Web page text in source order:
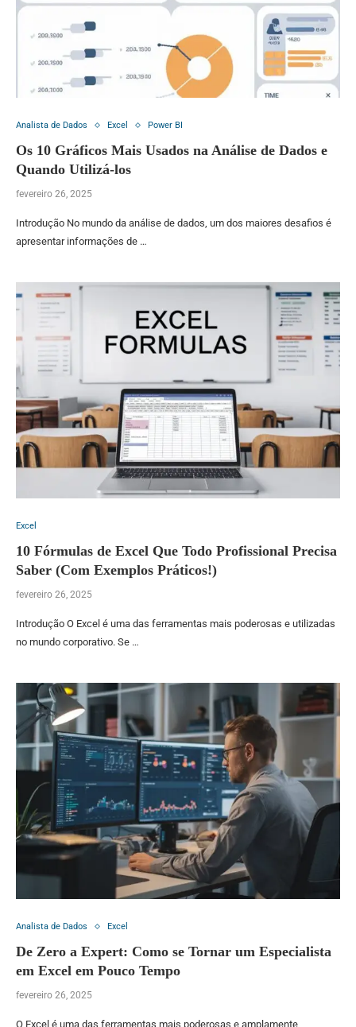
Analista de Dados Excel Power BI
Os 10 Gráficos Mais Usados na Análise de Dados e
Quando Utilizá-los
fevereiro 26, 2025
Introdução No mundo da análise de dados, um dos maiores desafios é
apresentar informações de …
Excel
10 Fórmulas de Excel Que Todo Profissional Precisa
Saber (Com Exemplos Práticos!)
fevereiro 26, 2025
Introdução O Excel é uma das ferramentas mais poderosas e utilizadas
no mundo corporativo. Se …
Analista de Dados Excel
De Zero a Expert: Como se Tornar um Especialista
em Excel em Pouco Tempo
fevereiro 26, 2025
O Excel é uma das ferramentas mais poderosas e amplamente